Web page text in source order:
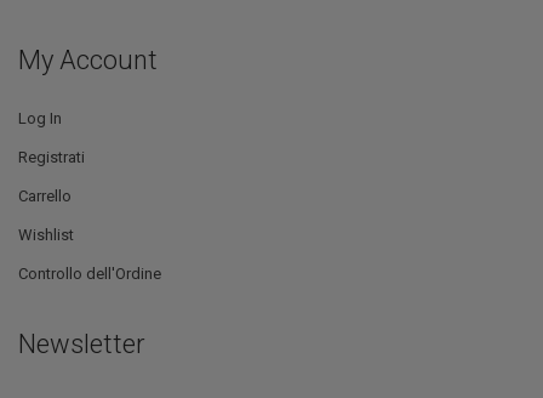
My Account
Log In
Registrati
Carrello
Wishlist
Controllo dell'Ordine
Newsletter